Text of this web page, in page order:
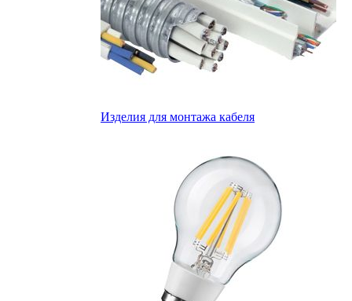
Изделия для монтажа кабеля